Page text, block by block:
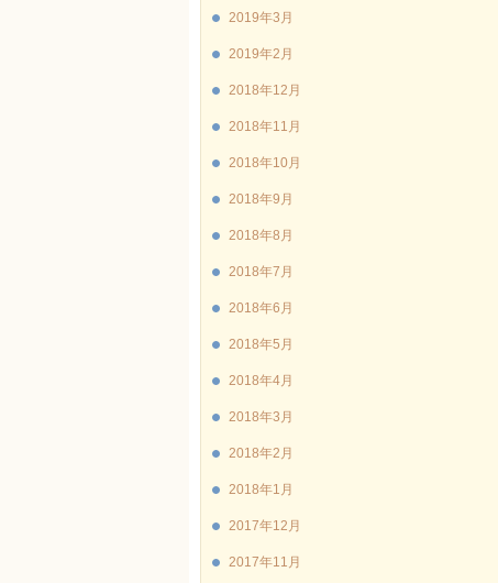
2019年3月
2019年2月
2018年12月
2018年11月
2018年10月
2018年9月
2018年8月
2018年7月
2018年6月
2018年5月
2018年4月
2018年3月
2018年2月
2018年1月
2017年12月
2017年11月